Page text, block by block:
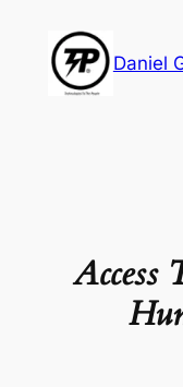
content
Daniel
Access